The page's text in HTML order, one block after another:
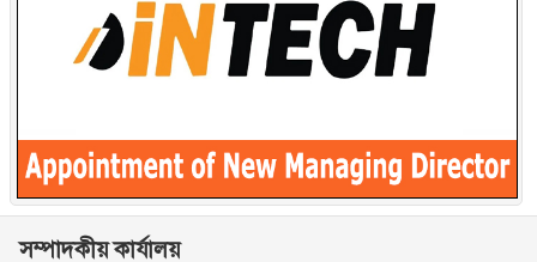
সম্পাদকীয় কার্যালয়